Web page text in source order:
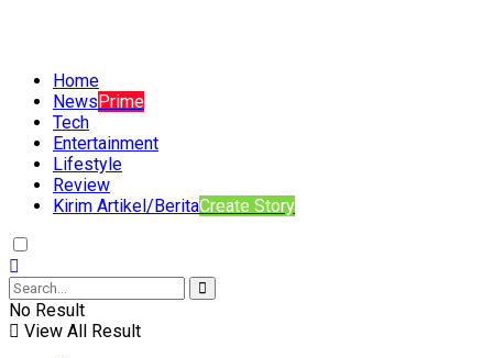
Home
NewsPrime
Tech
Entertainment
Lifestyle
Review
Kirim Artikel/BeritaCreate Story
No Result
View All Result